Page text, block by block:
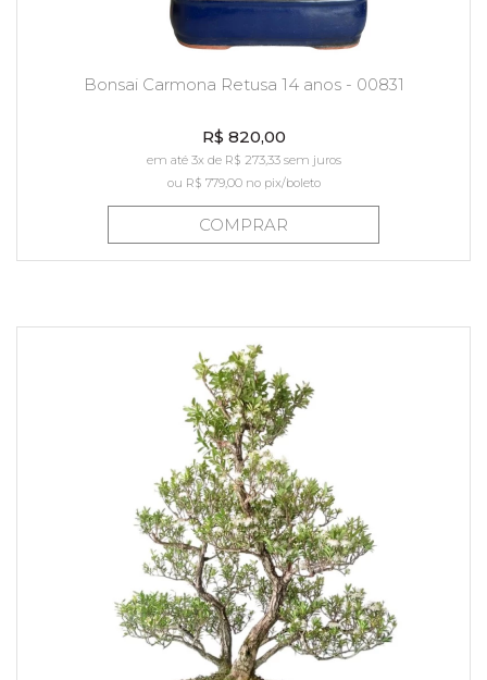
Bonsai Carmona Retusa 14 anos - 00831
R$ 820,00
em até 3x de R$ 273,33 sem juros
ou R$ 779,00no pix/boleto
COMPRAR